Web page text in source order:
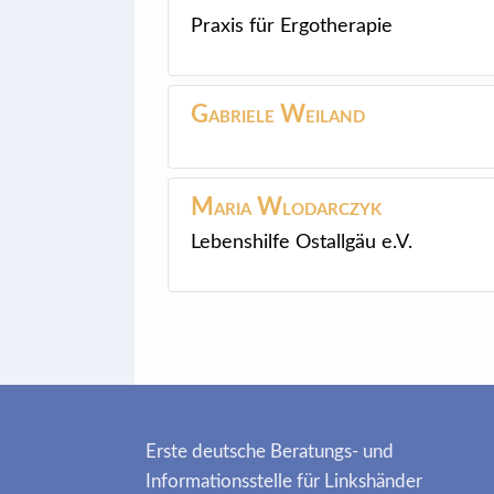
Praxis für Ergotherapie
Gabriele Weiland
Maria Wlodarczyk
Lebenshilfe Ostallgäu e.V.
Erste deutsche Beratungs- und
Informationsstelle für Linkshänder